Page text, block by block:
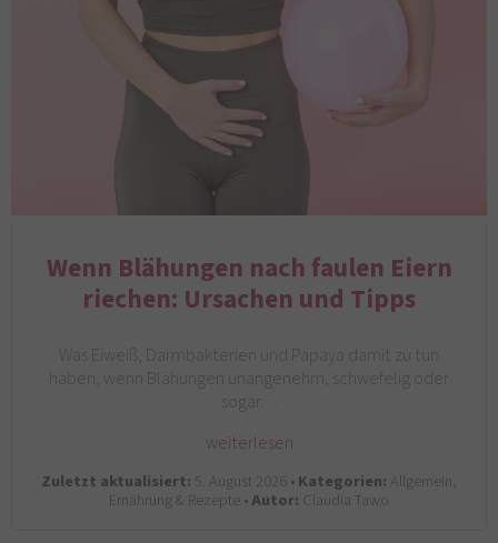
Wenn Blähungen nach faulen Eiern
riechen: Ursachen und Tipps
Was Eiweiß, Darmbakterien und Papaya damit zu tun
haben, wenn Blähungen unangenehm, schwefelig oder
sogar…
weiterlesen
Zuletzt aktualisiert: 5. August 2026 •Kategorien: Allgemein,
Ernährung & Rezepte •Autor: Claudia Tawo